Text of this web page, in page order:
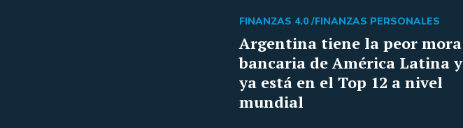
Argentina tiene la peor mora
bancaria de América Latina y
ya está en el Top 12 a nivel
mundial
FINANZAS 4.0 /FINANZAS PERSONALES